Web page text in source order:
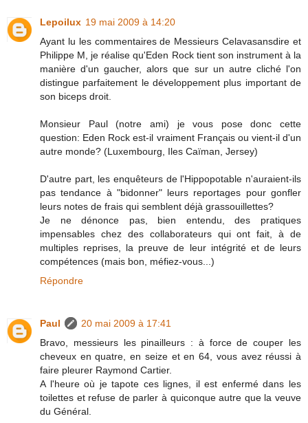
Lepoilux 19 mai 2009 à 14:20
Ayant lu les commentaires de Messieurs Celavasansdire et
Philippe M, je réalise qu'Eden Rock tient son instrument à la
manière d'un gaucher, alors que sur un autre cliché l'on
distingue parfaitement le développement plus important de
son biceps droit.
Monsieur Paul (notre ami) je vous pose donc cette
question: Eden Rock est-il vraiment Français ou vient-il d'un
autre monde? (Luxembourg, Iles Caïman, Jersey)
D'autre part, les enquêteurs de l'Hippopotable n'auraient-ils
pas tendance à "bidonner" leurs reportages pour gonfler
leurs notes de frais qui semblent déjà grassouillettes?
Je ne dénonce pas, bien entendu, des pratiques
impensables chez des collaborateurs qui ont fait, à de
multiples reprises, la preuve de leur intégrité et de leurs
compétences (mais bon, méfiez-vous...)
Répondre
Paul
20 mai 2009 à 17:41
Bravo, messieurs les pinailleurs : à force de couper les
cheveux en quatre, en seize et en 64, vous avez réussi à
faire pleurer Raymond Cartier.
A l'heure où je tapote ces lignes, il est enfermé dans les
toilettes et refuse de parler à quiconque autre que la veuve
du Général.